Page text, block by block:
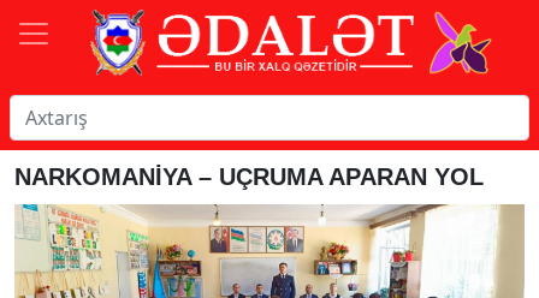
NARKOMANİYA – UÇRUMA APARAN YOL